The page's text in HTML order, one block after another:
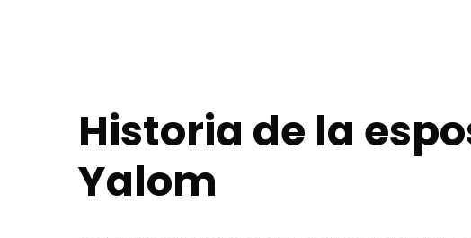
Historia de la
Yalom